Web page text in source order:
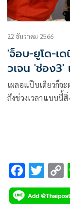
22 ธันวาคม 2566
'จ็อบ-ยูโด-เ
เผลอแป๊บเดียวก็จ
ถึงช่วงเวลาแบบนี้
F
ac
T
wi